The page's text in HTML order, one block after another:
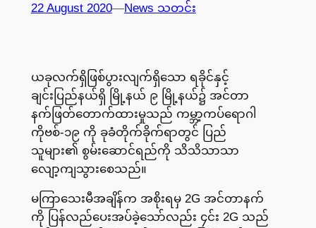
22 August 2020—News သတင်း
ယခုလက်ရှိဖြစ်ပွားလျက်ရှိသော ရခိုင်နှင့်
ချင်းပြည်နယ်ရှိ မြို့နယ် ၉ မြို့နယ်၌ အင်တာ
နက်ဖြတ်တောက်ထားမှုသည် ကမ္ဘာ့ကပ်ရောဂါ
ကိုဗစ်-၁၉ ကို ခုခံတိုက်ခိုက်ရာတွင် ပြည်
သူများ၏ စွမ်းဆောင်ရည်ကို သိသိသာသာ
လျော့ကျသွားစေသည်။
မကြာသေးမီအချိန်က အစိုးရမှ 2G အင်တာနက်
ကို ပြန်လည်ပေးအပ်ခဲ့သော်လည်း ၄င်း 2G သည်